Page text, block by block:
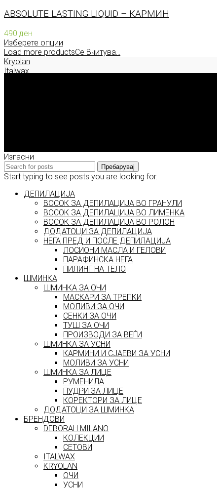
ABSOLUTE LASTING LIQUID – КАРМИН
490 ден
Изберете опции
Load more productsСе Вчитува...
Kryolan
Italwax
Изгасни
Пребарувај
Start typing to see posts you are looking for.
ДЕПИЛАЦИЈА
ВОСОК ЗА ДЕПИЛАЦИЈА ВО ГРАНУЛИ
ВОСОК ЗА ДЕПИЛАЦИЈА ВО ЛИМЕНКА
ВОСОК ЗА ДЕПИЛАЦИЈА ВО РОЛОН
ДОДАТОЦИ ЗА ДЕПИЛАЦИЈА
НЕГА ПРЕД И ПОСЛЕ ДЕПИЛАЦИЈА
ЛОСИОНИ МАСЛА И ГЕЛОВИ
ПАРАФИНСКА НЕГА
ПИЛИНГ НА ТЕЛО
ШМИНКА
ШМИНКА ЗА ОЧИ
МАСКАРИ ЗА ТРЕПКИ
МОЛИВИ ЗА ОЧИ
СЕНКИ ЗА ОЧИ
ТУШ ЗА ОЧИ
ПРОИЗВОДИ ЗА ВЕЃИ
ШМИНКА ЗА УСНИ
КАРМИНИ И СЈАЕВИ ЗА УСНИ
МОЛИВИ ЗА УСНИ
ШМИНКА ЗА ЛИЦЕ
РУМЕНИЛА
ПУДРИ ЗА ЛИЦЕ
КОРЕКТОРИ ЗА ЛИЦЕ
ДОДАТОЦИ ЗА ШМИНКА
БРЕНДОВИ
DEBORAH MILANO
КОЛЕКЦИИ
СЕТОВИ
ITALWAX
KRYOLAN
ОЧИ
УСНИ